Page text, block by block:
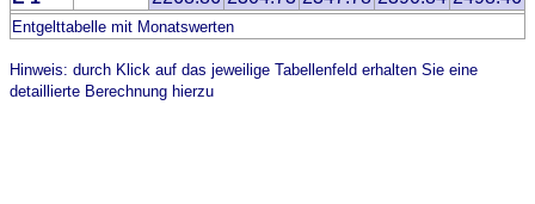
Entgelttabelle mit Monatswerten
Hinweis: durch Klick auf das jeweilige Tabellenfeld erhalten Sie eine
detaillierte Berechnung hierzu